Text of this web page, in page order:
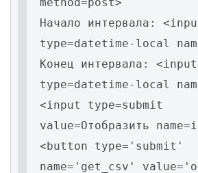
method=post>
Начало интервала:
type=datetime-local
Конец интервала: <input
type=datetime-local
<input type=submit
value=Отобразить
<button type='submit'
name='get_csv'